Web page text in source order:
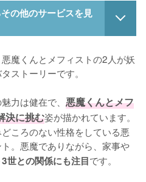
の他のサービスを見
魔くんとメフィストの2人が妖
ストーリーです。
力は健在で、 悪魔くんとメフ
決に挑む姿が描かれています。
ころのない性格をしている悪
ト。悪魔でありながら、家事や
世との関係にも注目です。